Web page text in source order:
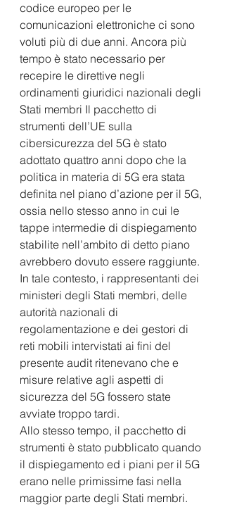
codice europeo per le
comunicazioni elettroniche ci sono
voluti più di due anni. Ancora più
tempo è stato necessario per
recepire le direttive negli
ordinamenti giuridici nazionali degli
Stati membri Il pacchetto di
strumenti dell’UE sulla
cibersicurezza del 5G è stato
adottato quattro anni dopo che la
politica in materia di 5G era stata
definita nel piano d’azione per il 5G,
ossia nello stesso anno in cui le
tappe intermedie di dispiegamento
stabilite nell’ambito di detto piano
avrebbero dovuto essere raggiunte.
In tale contesto, i rappresentanti dei
ministeri degli Stati membri, delle
autorità nazionali di
regolamentazione e dei gestori di
reti mobili intervistati ai fini del
presente audit ritenevano che e
misure relative agli aspetti di
sicurezza del 5G fossero state
avviate troppo tardi.
Allo stesso tempo, il pacchetto di
strumenti è stato pubblicato quando
il dispiegamento ed i piani per il 5G
erano nelle primissime fasi nella
maggior parte degli Stati membri.